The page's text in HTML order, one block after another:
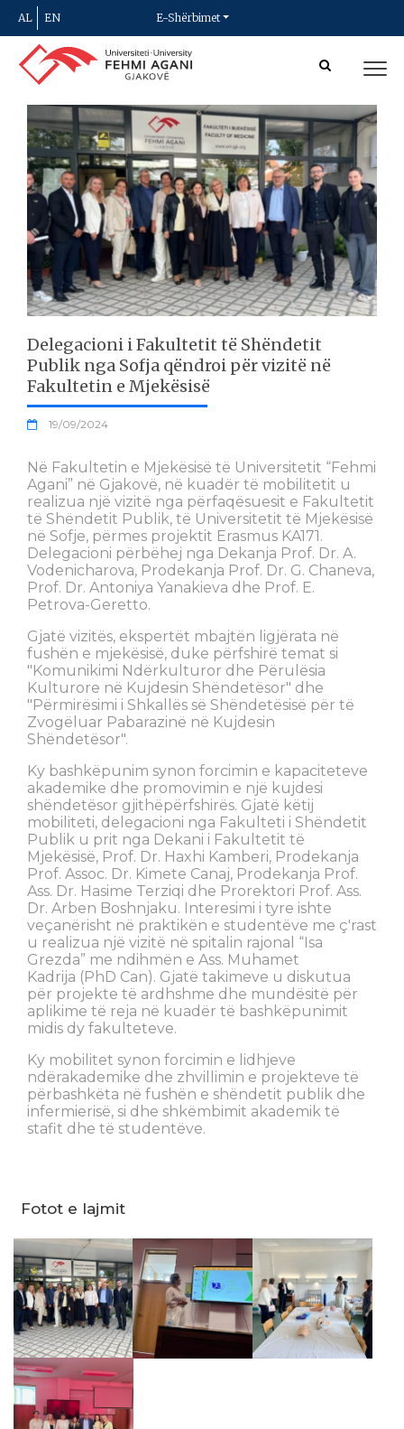
AL EN E-Shërbimet
Delegacioni i Fakultetit të Shëndetit
Publik nga Sofja qëndroi për vizitë në
Fakultetin e Mjekësisë
19/09/2024
Në Fakultetin e Mjekësisë të Universitetit “Fehmi
Agani” në Gjakovë, në kuadër të mobilitetit u
realizua një vizitë nga përfaqësuesit e Fakultetit
të Shëndetit Publik, të Universitetit të Mjekësisë
në Sofje, përmes projektit Erasmus KA171.
Delegacioni përbëhej nga Dekanja Prof. Dr. A.
Vodenicharova, Prodekanja Prof. Dr. G. Chaneva,
Prof. Dr. Antoniya Yanakieva dhe Prof. E.
Petrova-Geretto.
Gjatë vizitës, ekspertët mbajtën ligjërata në
fushën e mjekësisë, duke përfshirë temat si
"Komunikimi Ndërkulturor dhe Përulësia
Kulturore në Kujdesin Shëndetësor" dhe
"Përmirësimi i Shkallës së Shëndetësisë për të
Zvogëluar Pabarazinë në Kujdesin
Shëndetësor".
Ky bashkëpunim synon forcimin e kapaciteteve
akademike dhe promovimin e një kujdesi
shëndetësor gjithëpërfshirës. Gjatë këtij
mobiliteti, delegacioni nga Fakulteti i Shëndetit
Publik u prit nga Dekani i Fakultetit të
Mjekësisë, Prof. Dr. Haxhi Kamberi, Prodekanja
Prof. Assoc. Dr. Kimete Canaj, Prodekanja Prof.
Ass. Dr. Hasime Terziqi dhe Prorektori Prof. Ass.
Dr. Arben Boshnjaku. Interesimi i tyre ishte
veçanërisht në praktikën e studentëve me ç'rast
u realizua një vizitë në spitalin rajonal “Isa
Grezda” me ndihmën e Ass. Muhamet
Kadrija (PhD Can). Gjatë takimeve u diskutua
për projekte të ardhshme dhe mundësitë për
aplikime të reja në kuadër të bashkëpunimit
midis dy fakulteteve.
Ky mobilitet synon forcimin e lidhjeve
ndërakademike dhe zhvillimin e projekteve të
përbashkëta në fushën e shëndetit publik dhe
infermierisë, si dhe shkëmbimit akademik të
stafit dhe të studentëve.
Fotot e lajmit